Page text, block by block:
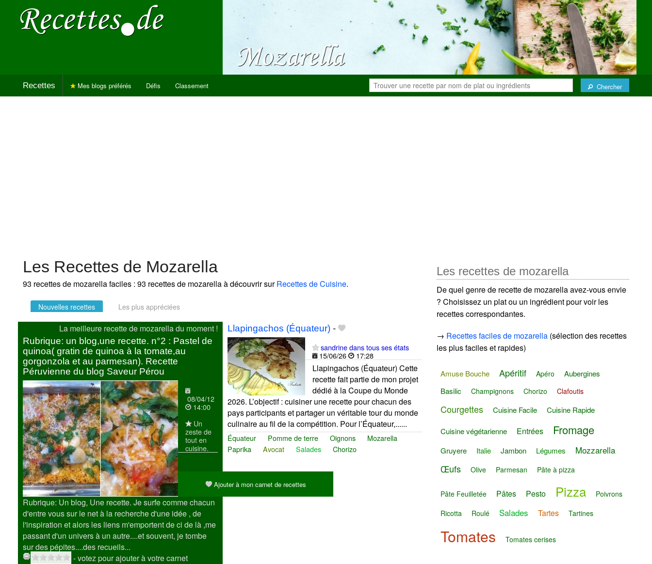
Recettes Chercher
Mes blogs préférés Défis Classement
Les Recettes de Mozarella
93 recettes de mozarella faciles : 93 recettes de mozarella à découvrir surRecettes de Cuisine.
Nouvelles recettes Les plus appréciées
La meilleure recette de mozarella du moment !
Rubrique: un blog,une recette. n°2 : Pastel de
quinoa( gratin de quinoa à la tomate,au
gorgonzola et au parmesan). Recette
Péruvienne du blog Saveur Pérou
Ajouter à mon carnet de recettes
08/04/12
14:00
Un
zeste de
tout en
cuisine.
Rubrique: Un blog, Une recette. Je surfe comme chacun
d'entre vous sur le net à la recherche d'une idée , de
l'inspiration et alors les liens m'emportent de ci de là ,me
passant d'un univers à un autre....et souvent, je tombe
sur des pépites....des recueils...
- votez pour ajouter à votre carnet
Llapingachos (Équateur)-
sandrine dans tous ses états
15/06/26
17:28
Llapingachos (Équateur) Cette
recette fait partie de mon projet
dédié à la Coupe du Monde
2026. L’objectif : cuisiner une recette pour chacun des
pays participants et partager un véritable tour du monde
culinaire au fil de la compétition. Pour l’Équateur,......
Équateur Pomme de terre Oignons
Mozarella
Paprika
Avocat Salades Chorizo
Les recettes de mozarella
De quel genre de recette de mozarella avez-vous envie
? Choisissez un plat ou un ingrédient pour voir les
recettes correspondantes.
→ Recettes faciles de mozarella (sélection des recettes
les plus faciles et rapides)
Amuse Bouche Apéritif Apéro
Aubergines
Basilic
Champignons Chorizo Clafoutis
Courgettes Cuisine Facile Cuisine Rapide
Cuisine végétarienne Entrées Fromage
Gruyere Italie Jambon Légumes Mozzarella
Œufs Olive Parmesan Pâte à pizza
Pâte Feuilletée Pâtes Pesto Pizza Poivrons
Ricotta Roulé Salades Tartes Tartines
Tomates Tomates cerises